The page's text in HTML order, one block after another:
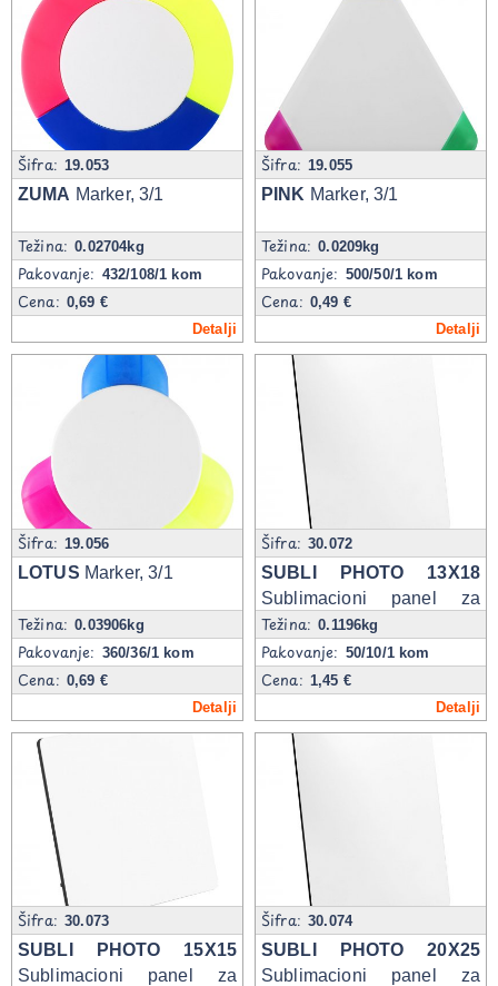
Šifra:19.053
ZUMA Marker, 3/1
Težina:0.02704kg
Pakovanje: 432/108/1 kom
Cena: 0,69 €
Detalji
Šifra:19.055
PINK Marker, 3/1
Težina:0.0209kg
Pakovanje: 500/50/1 kom
Cena: 0,49 €
Detalji
Šifra: 19.056
LOTUS Marker, 3/1
Težina:0.03906kg
Pakovanje: 360/36/1 kom
Cena: 0,69 €
Detalji
Šifra:30.072
SUBLI PHOTO 13X18
Sublimacioni panel za
fotografije
Težina:0.1196kg
Pakovanje: 50/10/1 kom
Cena: 1,45 €
Detalji
Šifra:30.073
SUBLI PHOTO 15X15
Sublimacioni panel za
Šifra:30.074
SUBLI PHOTO 20X25
Sublimacioni panel za